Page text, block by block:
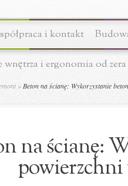
i kontakt
wnętrza i ergonomia od zera
» Beton na ścianę: Wykorzystanie
na ścianę:
powierzchni